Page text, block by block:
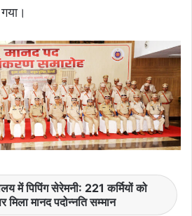
में पिपिंग सेरेमनी: 221 कर्मियों को
मिला मानद पदोन्नति सम्मान